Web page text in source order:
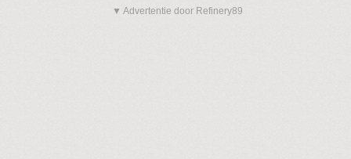
▼ Advertentie door Refinery89